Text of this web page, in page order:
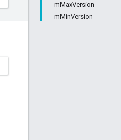
mMaxVersion
mMinVersion